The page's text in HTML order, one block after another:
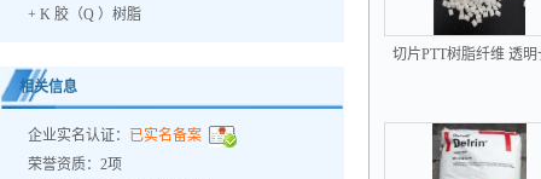
+ K 胶（Q ）树脂
相关信息
企业实名认证： 已实名备案
荣誉资质：2项
切片PTT树脂纤维 透明